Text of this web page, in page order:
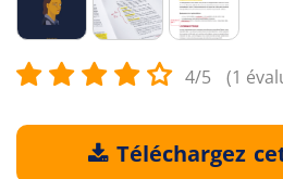
4/5 (1
Téléchargez